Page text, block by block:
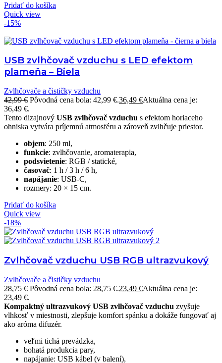
Pridať do košíka
Quick view
-15%
USB zvlhčovač vzduchu s LED efektom
plameňa – Biela
Zvlhčovače a čističky vzduchu
42,99€ Pôvodná cena bola: 42,99 €.36,49 €Aktuálna cena je:
36,49 €.
Tento dizajnový USB zvlhčovač vzduchu s efektom horiaceho
ohniska vytvára príjemnú atmosféru a zároveň zvlhčuje priestor.
objem: 250 ml,
funkcie: zvlhčovanie, aromaterapia,
podsvietenie: RGB / statické,
časovač: 1 h / 3 h / 6 h,
napájanie: USB-C,
rozmery: 20 × 15 cm.
Pridať do košíka
Quick view
-18%
Zvlhčovač vzduchu USB RGB ultrazvukový
Zvlhčovače a čističky vzduchu
28,75€ Pôvodná cena bola: 28,75 €.23,49 €Aktuálna cena je:
23,49 €.
Kompaktný ultrazvukový USB zvlhčovač vzduchu zvyšuje
vlhkosť v miestnosti, zlepšuje komfort spánku a dokáže fungovať aj
ako aróma difuzér.
veľmi tichá prevádzka,
bohatá produkcia pary,
napájanie: USB kábel (v balení),